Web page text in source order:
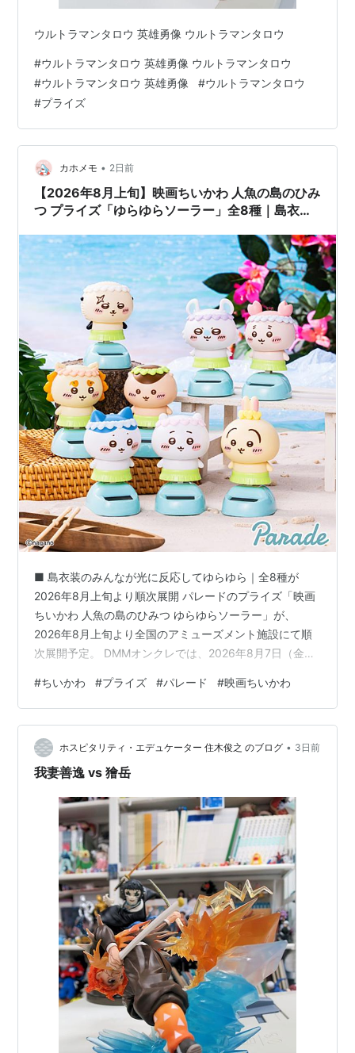
ウルトラマンタロウ 英雄勇像 ウルトラマンタロウ
#ウルトラマンタロウ 英雄勇像 ウルトラマンタロウ
#ウルトラマンタロウ 英雄勇像 #ウルトラマンタロウ
#プライズ
カホメモ • 2日前
【2026年8月上旬】映画ちいかわ 人魚の島のひみ
つ プライズ「ゆらゆらソーラー」全8種｜島衣装
■ 島衣装のみんなが光に反応してゆらゆら｜全8種が
2026年8月上旬より順次展開 パレードのプライズ「映画
ちいかわ 人魚の島のひみつ ゆらゆらソーラー」が、
2026年8月上旬より全国のアミューズメント施設にて順
次展開予定。 DMMオンクレでは、2026年8月7日（金）
プの詳細と入手方法についてまとめています。 ◆ あわせ
て読みたい 【2026年8月中旬】映画ちいかわ 人魚の島の
ひみつ プライズ「討伐マスコット～映画ver.～」全5種｜
討伐棒とびんよよを装備していざ森の中へ 【9月上旬発
売】映画ちいかわ×サントリー「ちいかわボトル」全24
#ちいかわ #プライズ #パレード #映画ちいかわ
ホスピタリティ・エデュケーター 住木俊之 のブログ • 3日前
我妻善逸 vs 獪岳